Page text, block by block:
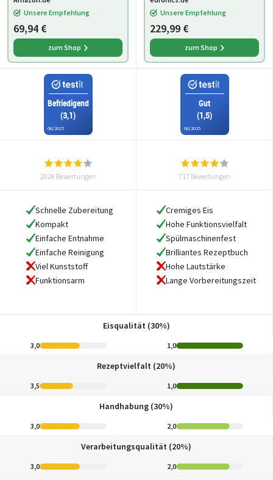
Minuten-Time,
spülmaschinengeeignet
Unsere Empfehlung
69,94 €
zum Shop
Unsere Empfehlung
229,99 €
zum Shop
Befriedigend
(3,1)
06/2025
Gut
(1,5)
06/2025
2028 Bewertungen 717 Bewertungen
Schnelle Zubereitung
Kompakt
Einfache Entnahme
Einfache Reinigung
Viel Kunststoff
Funktionsarm
Cremiges Eis
Hohe Funktionsvielfalt
Spülmaschinenfest
Brilliantes Rezeptbuch
Hohe Lautstärke
Lange Vorbereitungszeit
Eisqualität (30%)
3,0 1,0
Rezeptvielfalt (20%)
3,5 1,0
Handhabung (30%)
3,0 2,0
Verarbeitungsqualität (20%)
3,0 2,0